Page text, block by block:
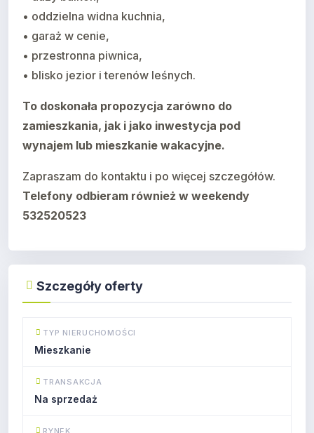
• oddzielna widna kuchnia,
• garaż w cenie,
• przestronna piwnica,
• blisko jezior i terenów leśnych.
To doskonała propozycja zarówno do
zamieszkania, jak i jako inwestycja pod
wynajem lub mieszkanie wakacyjne.
Zapraszam do kontaktu i po więcej szczegółów.
Telefony odbieram również w weekendy
532520523
Szczegóły oferty
TYP NIERUCHOMOŚCI
Mieszkanie
TRANSAKCJA
Na sprzedaż
RYNEK